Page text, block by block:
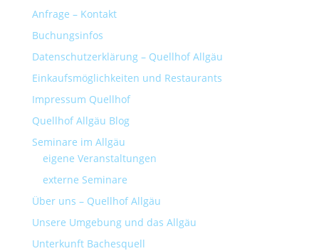
Anfrage – Kontakt
Buchungsinfos
Datenschutzerklärung – Quellhof Allgäu
Einkaufsmöglichkeiten und Restaurants
Impressum Quellhof
Quellhof Allgäu Blog
Seminare im Allgäu
eigene Veranstaltungen
externe Seminare
Über uns – Quellhof Allgäu
Unsere Umgebung und das Allgäu
Unterkunft Bachesquell